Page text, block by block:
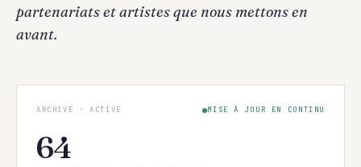
partenariats et artistes que nous mettons en
avant.
ARCHIVE · ACTIVE MISE À JOUR EN CONTINU
64